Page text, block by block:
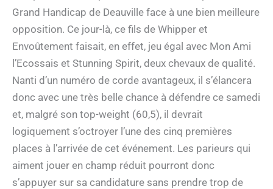
Grand Handicap de Deauville face à une bien meilleure
opposition. Ce jour-là, ce fils de Whipper et
Envoûtement faisait, en effet, jeu égal avec Mon Ami
l’Ecossais et Stunning Spirit, deux chevaux de qualité.
Nanti d’un numéro de corde avantageux, il s’élancera
donc avec une très belle chance à défendre ce samedi
et, malgré son top-weight (60,5), il devrait
logiquement s’octroyer l’une des cinq premières
places à l’arrivée de cet événement. Les parieurs qui
aiment jouer en champ réduit pourront donc
s’appuyer sur sa candidature sans prendre trop de